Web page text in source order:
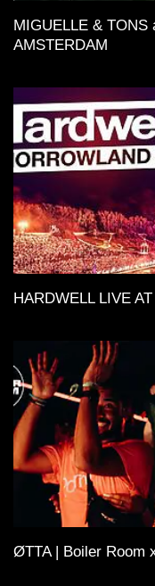
MIGUELLE & TONS
AMSTERDAM
HARDWELL LIVE
ØTTA | Boiler Room